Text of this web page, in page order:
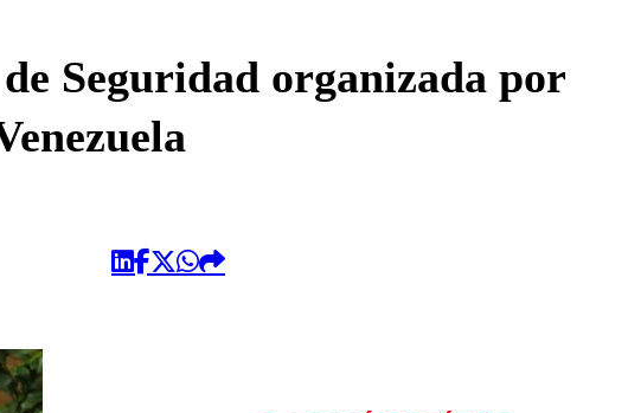
Seguridad organizada por